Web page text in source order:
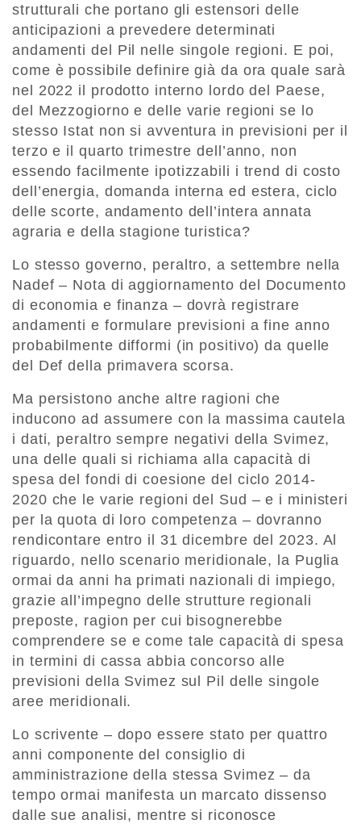
strutturali che portano gli estensori delle
anticipazioni a prevedere determinati
andamenti del Pil nelle singole regioni. E poi,
come è possibile definire già da ora quale sarà
nel 2022 il prodotto interno lordo del Paese,
del Mezzogiorno e delle varie regioni se lo
stesso Istat non si avventura in previsioni per il
terzo e il quarto trimestre dell’anno, non
essendo facilmente ipotizzabili i trend di costo
dell’energia, domanda interna ed estera, ciclo
delle scorte, andamento dell’intera annata
agraria e della stagione turistica?
Lo stesso governo, peraltro, a settembre nella
Nadef – Nota di aggiornamento del Documento
di economia e finanza – dovrà registrare
andamenti e formulare previsioni a fine anno
probabilmente difformi (in positivo) da quelle
del Def della primavera scorsa.
Ma persistono anche altre ragioni che
inducono ad assumere con la massima cautela
i dati, peraltro sempre negativi della Svimez,
una delle quali si richiama alla capacità di
spesa del fondi di coesione del ciclo 2014-
2020 che le varie regioni del Sud – e i ministeri
per la quota di loro competenza – dovranno
rendicontare entro il 31 dicembre del 2023. Al
riguardo, nello scenario meridionale, la Puglia
ormai da anni ha primati nazionali di impiego,
grazie all’impegno delle strutture regionali
preposte, ragion per cui bisognerebbe
comprendere se e come tale capacità di spesa
in termini di cassa abbia concorso alle
previsioni della Svimez sul Pil delle singole
aree meridionali.
Lo scrivente – dopo essere stato per quattro
anni componente del consiglio di
amministrazione della stessa Svimez – da
tempo ormai manifesta un marcato dissenso
dalle sue analisi, mentre si riconosce